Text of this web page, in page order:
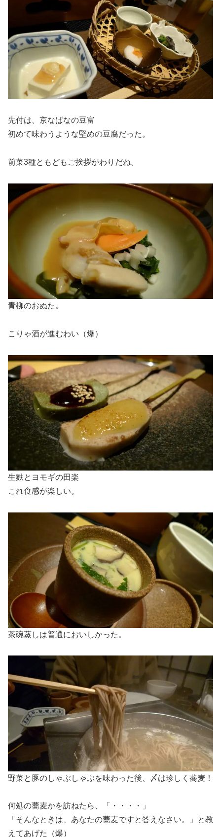
先付は、京なばなの豆富
初めて味わうような堅めの豆腐だった。
前菜3種ともどもご挨拶がわりだね。
青柳のおぬた。
こりゃ酒が進むわい（爆）
生麩とヨモギの田楽
これ食感が楽しい。
茶碗蒸しは普通においしかった。
野菜と豚のしゃぶしゃぶを味わった後、〆は珍しく蕎麦！
何処の蕎麦かを訪ねたら、「・・・・」
「そんなときは、あなたの蕎麦ですと答えなさい。」と教
えてあげた（爆）